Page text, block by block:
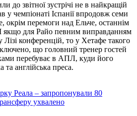
до звітної зустрічі не в найкращій
у чемпіонаті Іспанії впродовж семи
окрім перемоги над Ельче, останнім
якщо для Райо певним виправданням
конференцій, то у Хетафе такого
що головний тренер гостей
перебуває в АПЛ, куди його
та англійська преса.
Реала – запропонували 80
ухвалено